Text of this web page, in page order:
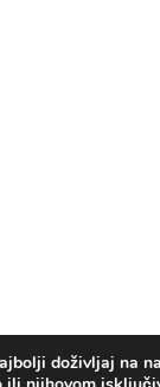
doživljaj na